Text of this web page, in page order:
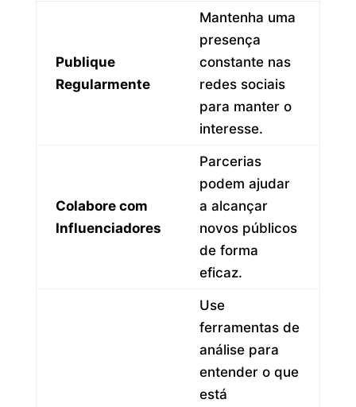
Publique
Regularmente
Mantenha uma
presença
constante nas
redes sociais
para manter o
interesse.
Colabore com
Influenciadores
Parcerias
podem ajudar
a alcançar
novos públicos
de forma
eficaz.
Use
ferramentas de
análise para
entender o que
está